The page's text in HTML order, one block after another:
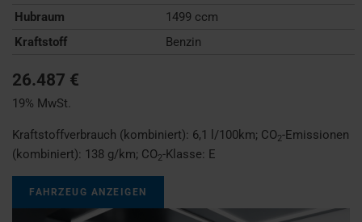
Hubraum
1499 ccm
Kraftstoff
Benzin
26.487 €
19% MwSt.
Kraftstoffverbrauch (kombiniert): 6,1 l/100km; CO2-Emissionen
(kombiniert): 138 g/km; CO2-Klasse: E
FAHRZEUG ANZEIGEN